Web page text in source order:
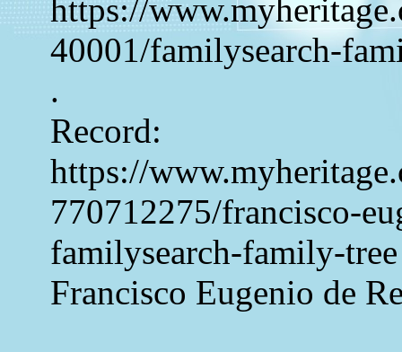
https://
40001/familysearch-
.
Record:
https://
770712275/francisco-
familysearch-family-tree
Francisco Eugenio de